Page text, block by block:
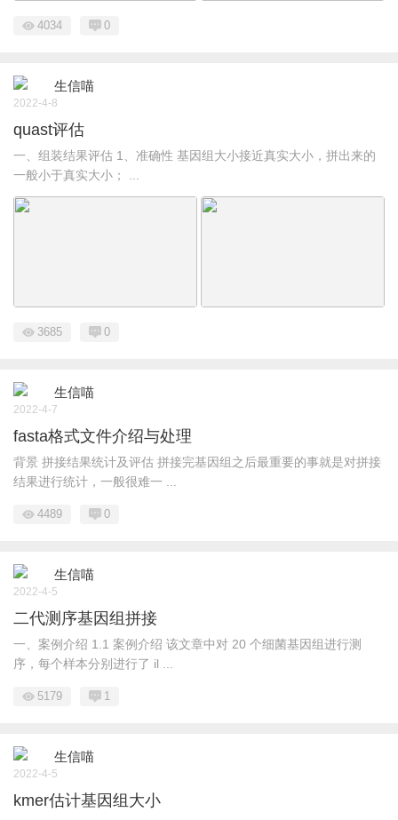
4034 0
生信喵
2022-4-8
quast评估
一、组装结果评估 1、准确性 基因组大小接近真实大小，拼出来的
一般小于真实大小； ...
3685 0
生信喵
2022-4-7
fasta格式文件介绍与处理
背景 拼接结果统计及评估 拼接完基因组之后最重要的事就是对拼接
结果进行统计，一般很难一 ...
4489 0
生信喵
2022-4-5
二代测序基因组拼接
一、案例介绍 1.1 案例介绍 该文章中对 20 个细菌基因组进行测
序，每个样本分别进行了 il ...
5179 1
生信喵
2022-4-5
kmer估计基因组大小